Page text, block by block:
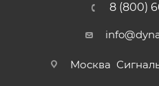
8 (800)
Москва